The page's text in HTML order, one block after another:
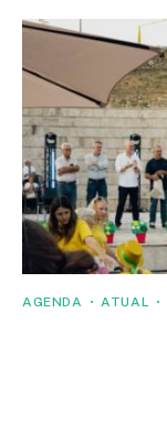
AGENDA ATUAL